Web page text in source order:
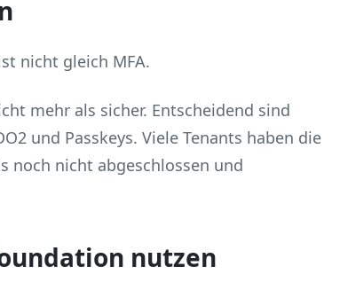
nicht gleich MFA.
mehr als sicher. Entscheidend sind
und Passkeys. Viele Tenants haben die
noch nicht abgeschlossen und
nutzen